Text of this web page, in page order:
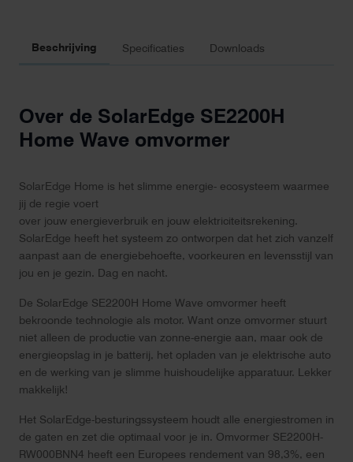
Beschrijving Specificaties Downloads
Over de SolarEdge SE2200H
Home Wave omvormer
SolarEdge Home is het slimme energie- ecosysteem waarmee
jij de regie voert
over jouw energieverbruik en jouw elektriciteitsrekening.
SolarEdge heeft het systeem zo ontworpen dat het zich vanzelf
aanpast aan de energiebehoefte, voorkeuren en levensstijl van
jou en je gezin. Dag en nacht.
De SolarEdge SE2200H Home Wave omvormer heeft
bekroonde technologie als motor. Want onze omvormer stuurt
niet alleen de productie van zonne-energie aan, maar ook de
energieopslag in je batterij, het opladen van je elektrische auto
en de werking van je slimme huishoudelijke apparatuur. Lekker
makkelijk!
Het SolarEdge-besturingssysteem houdt alle energiestromen in
de gaten en zet die optimaal voor je in. Omvormer SE2200H-
RW000BNN4 heeft een Europees rendement van 98,3%, een